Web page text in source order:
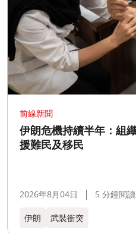
前線新聞
伊朗危機持續半年：組
援難民及移民
2026年8月04日 5 分鐘閱讀
伊朗 武裝衝突